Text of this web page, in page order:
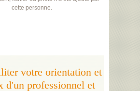
cette personne.
votre orientation et
d'un professionnel et